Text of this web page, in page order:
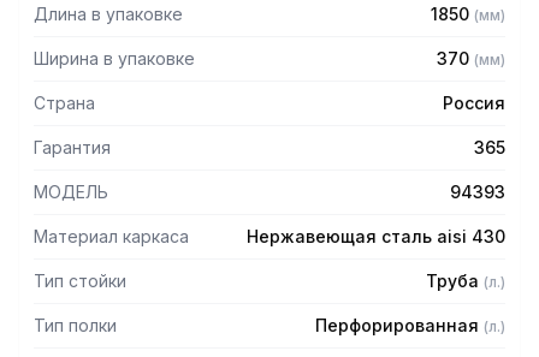
Длина в упаковке 1850 (мм)
Ширина в упаковке 370 (мм)
Страна Россия
Гарантия 365
МОДЕЛЬ 94393
Материал каркаса Нержавеющая сталь aisi 430
Тип стойки Труба (л.)
Тип полки Перфорированная (л.)